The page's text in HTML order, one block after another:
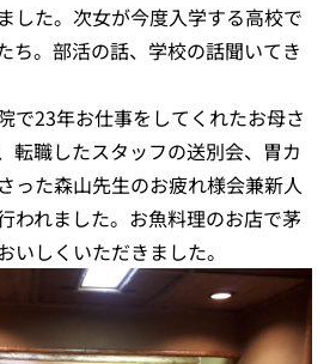
した。次女が今度入学する高校で
ち。部活の話、学校の話聞いてき
で23年お仕事をしてくれたお母さ
転職したスタッフの送別会、胃カ
った森山先生のお疲れ様会兼新人
われました。お魚料理のお店で茅
いしくいただきました。